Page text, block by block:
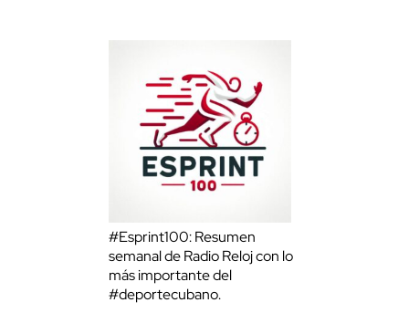
#Esprint100: Resumen
semanal de Radio Reloj con lo
más importante del
#deportecubano.